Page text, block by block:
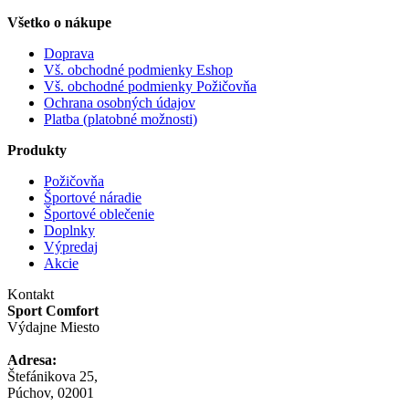
Všetko o nákupe
Doprava
Vš. obchodné podmienky Eshop
Vš. obchodné podmienky Požičovňa
Ochrana osobných údajov
Platba (platobné možnosti)
Produkty
Požičovňa
Športové náradie
Športové oblečenie
Doplnky
Výpredaj
Akcie
Kontakt
Sport Comfort
Výdajne Miesto
Adresa:
Štefánikova 25,
Púchov, 02001